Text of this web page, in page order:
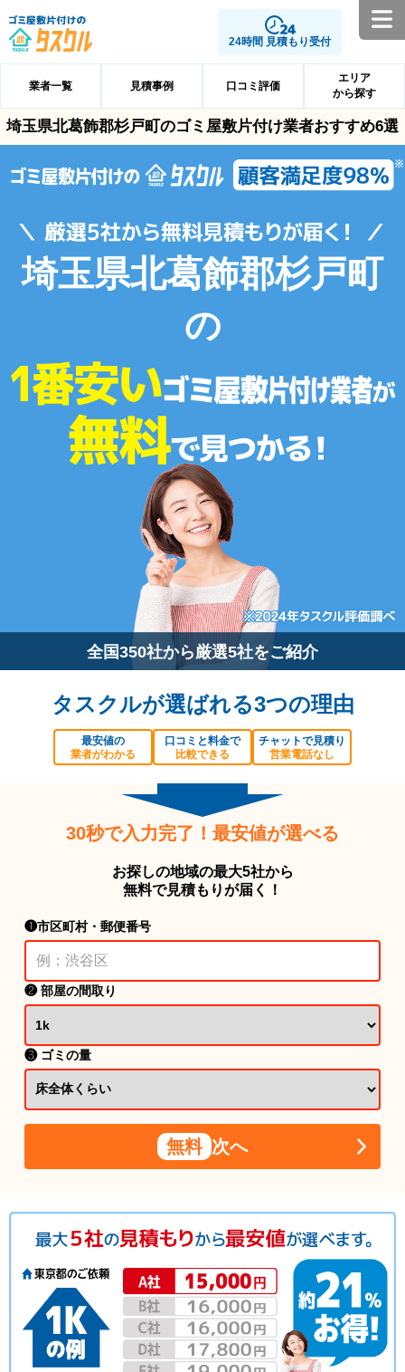
24時間 見積もり受付
業者一覧 見積事例 口コミ評価
エリア
から探す
埼玉県北葛飾郡杉戸町のゴミ屋敷片付け業者おすすめ6選
埼玉県北葛飾郡杉戸町
の
全国350社から厳選5社をご紹介
タスクルが選ばれる3つの理由
最安値の
業者がわかる
口コミと料金で
比較できる
チャットで見積り
営業電話なし
30秒で入力完了！最安値が選べる
お探しの地域の最大5社から
無料で見積もりが届く！
❶市区町村・郵便番号
❷ 部屋の間取り
❸ ゴミの量
無料 次へ